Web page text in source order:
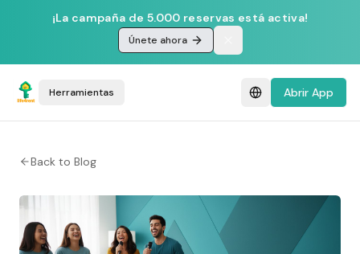
¡La campaña de 5.000 reservas está activa!
Únete ahora
Herramientas Abrir App
Back to Blog